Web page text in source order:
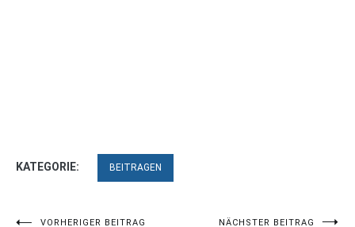
KATEGORIE: BEITRAGEN
VORHERIGER BEITRAG NÄCHSTER BEITRAG